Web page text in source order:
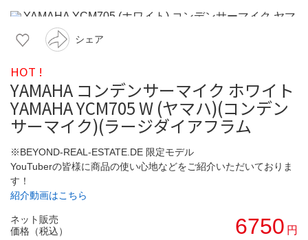
シェア
HOT !
YAMAHA コンデンサーマイク ホワイト
YAMAHA YCM705 W (ヤマハ)(コンデン
サーマイク)(ラージダイアフラム
※BEYOND-REAL-ESTATE.DE 限定モデル
YouTuberの皆様に商品の使い心地などをご紹介いただいておりま
す！
紹介動画はこちら
ネット販売
価格（税込）
6750 円